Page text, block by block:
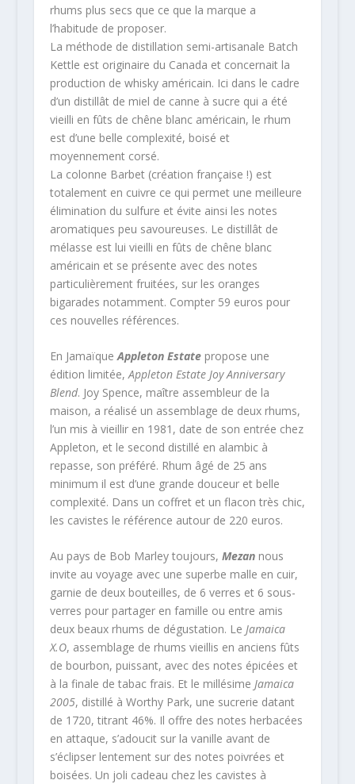
rhums plus secs que ce que la marque a
l’habitude de proposer.
La méthode de distillation semi-artisanale Batch
Kettle est originaire du Canada et concernait la
production de whisky américain. Ici dans le cadre
d’un distillât de miel de canne à sucre qui a été
vieilli en fûts de chêne blanc américain, le rhum
est d’une belle complexité, boisé et
moyennement corsé.
La colonne Barbet (création française !) est
totalement en cuivre ce qui permet une meilleure
élimination du sulfure et évite ainsi les notes
aromatiques peu savoureuses. Le distillât de
mélasse est lui vieilli en fûts de chêne blanc
américain et se présente avec des notes
particulièrement fruitées, sur les oranges
bigarades notamment. Compter 59 euros pour
ces nouvelles références.
En JamaïqueAppleton Estatepropose une
édition limitée,Appleton Estate Joy Anniversary
Blend. Joy Spence, maître assembleur de la
maison, a réalisé un assemblage de deux rhums,
l’un mis à vieillir en 1981, date de son entrée chez
Appleton, et le second distillé en alambic à
repasse, son préféré. Rhum âgé de 25 ans
minimum il est d’une grande douceur et belle
complexité. Dans un coffret et un flacon très chic,
les cavistes le référence autour de 220 euros.
Au pays de Bob Marley toujours, Mezannous
invite au voyage avec une superbe malle en cuir,
garnie de deux bouteilles, de 6 verres et 6 sous-
verres pour partager en famille ou entre amis
deux beaux rhums de dégustation. Le Jamaica
X.O, assemblage de rhums vieillis en anciens fûts
de bourbon, puissant, avec des notes épicées et
à la finale de tabac frais. Et le millésime Jamaica
2005, distillé à Worthy Park, une sucrerie datant
de 1720, titrant 46%. Il offre des notes herbacées
en attaque, s’adoucit sur la vanille avant de
s’éclipser lentement sur des notes poivrées et
boisées. Un joli cadeau chez les cavistes à